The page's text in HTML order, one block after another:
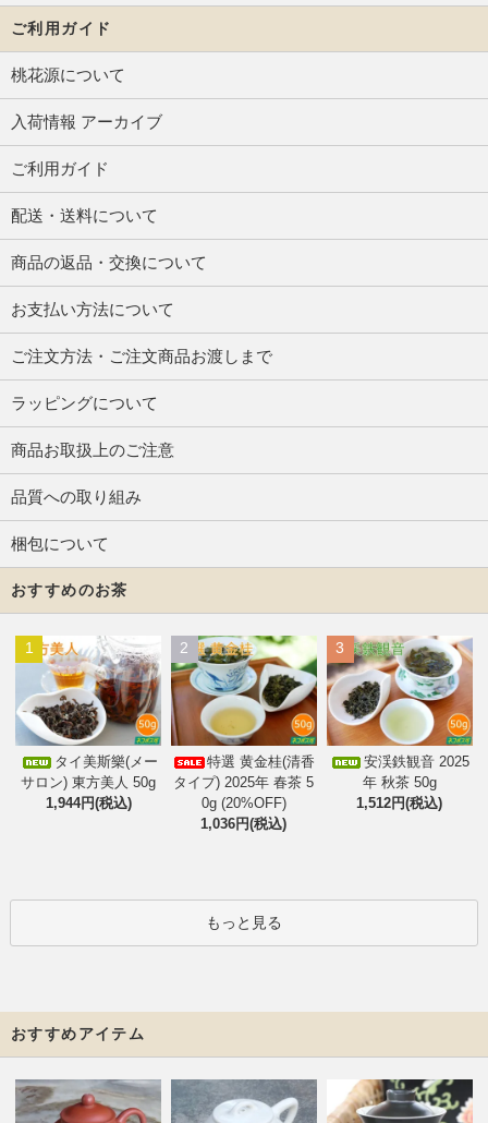
ご利用ガイド
桃花源について
入荷情報 アーカイブ
ご利用ガイド
配送・送料について
商品の返品・交換について
お支払い方法について
ご注文方法・ご注文商品お渡しまで
ラッピングについて
商品お取扱上のご注意
品質への取り組み
梱包について
おすすめのお茶
1
タイ美斯樂(メー
サロン) 東方美人 50g
1,944円(税込)
2
特選 黄金桂(清香
タイプ) 2025年 春茶 5
0g (20%OFF)
1,036円(税込)
3
安渓鉄観音 2025
年 秋茶 50g
1,512円(税込)
もっと見る
おすすめアイテム